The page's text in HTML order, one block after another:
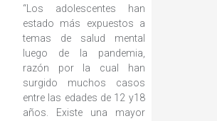
“Los adolescentes han
estado más expuestos a
temas de salud mental
luego de la pandemia,
razón por la cual han
surgido muchos casos
entre las edades de 12 y18
años. Existe una mayor